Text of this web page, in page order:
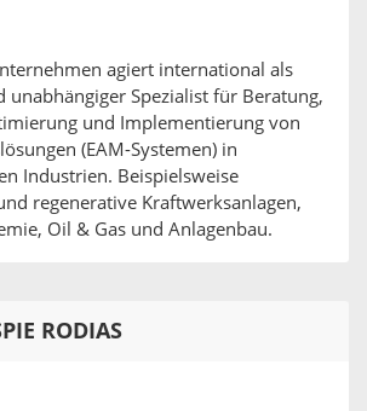
agiert inter­national als
unabhängiger Spezialist für Beratung,
und Implementierung von
(EAM-Systemen) in
Industrien. Beispiels­weise
regenerative Kraftwerks­anlagen,
Oil & Gas und Anlagenbau.
RODIAS